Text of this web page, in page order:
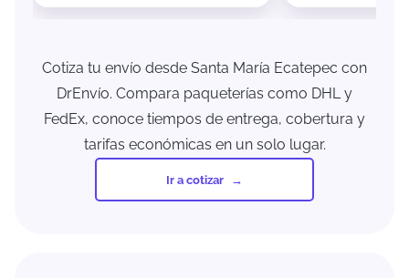
Cotiza tu envío desde Santa María Ecatepec con
DrEnvío. Compara paqueterías como DHL y
FedEx, conoce tiempos de entrega, cobertura y
tarifas económicas en un solo lugar.
Ir a cotizar